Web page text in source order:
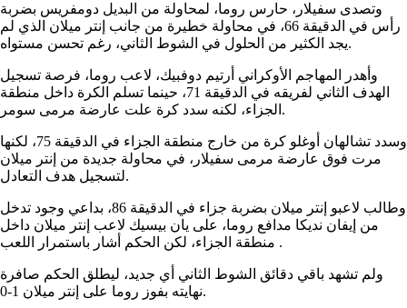
وتصدى سفيلار، حارس روما، لمحاولة من البديل دومفريس بضربة
رأس في الدقيقة 66، في محاولة خطيرة من جانب إنتر ميلان الذي لم
يجد الكثير من الحلول في الشوط الثاني، رغم تحسن مستواه.
وأهدر المهاجم الأوكراني أرتيم دوفبيك، لاعب روما، فرصة تسجيل
الهدف الثاني لفريقه في الدقيقة 71، حينما تسلم الكرة داخل منطقة
الجزاء، لكنه سدد كرة علت عارضة مرمى سومر.
وسدد تشالهان أوغلو كرة من خارج منطقة الجزاء في الدقيقة 75، لكنها
مرت فوق عارضة مرمى سفيلار، في محاولة جديدة من إنتر ميلان
لتسجيل هدف التعادل.
وطالب لاعبو إنتر ميلان بضربة جزاء في الدقيقة 86، بداعي وجود تدخل
من إيفان نديكا مدافع روما، على يان بيسيك لاعب إنتر ميلان داخل
منطقة الجزاء، لكن الحكم أشار باستمرار اللعب .
ولم تشهد باقي دقائق الشوط الثاني أي جديد، ليطلق الحكم صافرة
نهايته بفوز روما على إنتر ميلان 1-0.